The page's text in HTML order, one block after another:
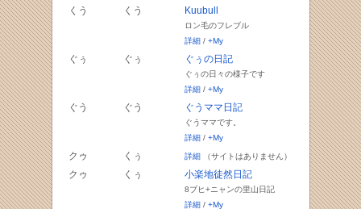
くう くう Kuubull
ロン毛のフレブル
詳細/ +My
ぐぅ ぐぅ ぐぅの日記
ぐぅの日々の様子です
詳細/ +My
ぐう ぐう ぐうママ日記
ぐうママです。
詳細/ +My
クゥ くぅ 詳細（サイトはありません）
クゥ くぅ 小楽地徒然日記
8ブヒ+ニャンの里山日記
詳細/ +My